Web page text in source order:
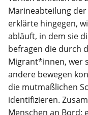
Marineabteilung
erklärte hingegen,
abläuft, in dem sie
befragen die durch
Migrant*innen, wer
andere bewegen
die mutmaßlichen
identifizieren.
Menschen an Bord: